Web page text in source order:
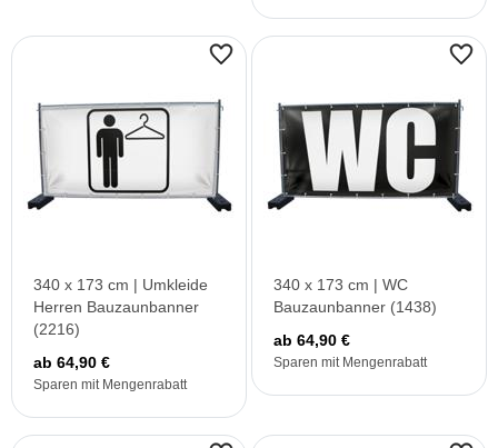
340 x 173 cm | Umkleide
Herren Bauzaunbanner
(2216)
ab 64,90 €
Sparen mit Mengenrabatt
340 x 173 cm | WC
Bauzaunbanner (1438)
ab 64,90 €
Sparen mit Mengenrabatt